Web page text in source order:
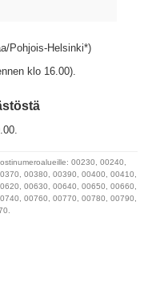
Pohjois-Helsinki*)
klo 16.00).
00230, 00240,
00380, 00390, 00400, 00410,
00630, 00640, 00650, 00660,
00760, 00770, 00780, 00790,